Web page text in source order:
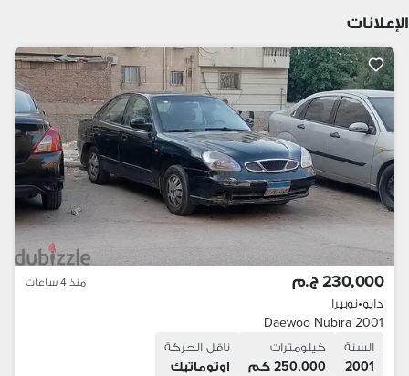
الإعلانات
230,000 ج.م منذ 4 ساعات
دايو•نوبيرا
Daewoo Nubira 2001
السنة
2001
كيلومترات
250,000 كم
ناقل الحركة
اوتوماتيك